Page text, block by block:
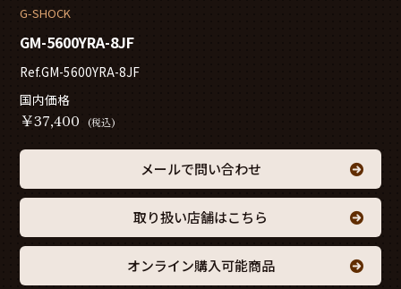
G-SHOCK
GM-5600YRA-8JF
Ref.GM-5600YRA-8JF
国内価格
￥37,400 (税込)
メールで問い合わせ
取り扱い店舗はこちら
オンライン購入可能商品